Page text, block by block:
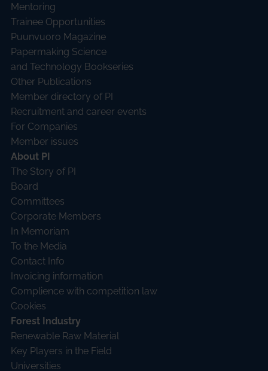
Mentoring
Trainee Opportunities
Puunvuoro Magazine
Papermaking Science
and Technology Bookseries
Other Publications
Member directory of PI
Recruitment and career events
For Companies
Member issues
About PI
The Story of PI
Board
Committees
Corporate Members
In Memoriam
To the Media
Contact Info
Invoicing information
Complience with competition law
Cookies
Forest Industry
Renewable Raw Material
Key Players in the Field
Universities